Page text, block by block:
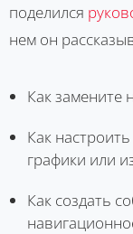
поделился
нем он
Как замените
Как
графики или
Как создать